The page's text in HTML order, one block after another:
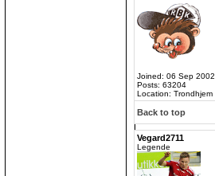
Joined: 06 Sep 2002
Posts: 63204
Location: Trondhjem
Back to top
Vegard2711
Legende